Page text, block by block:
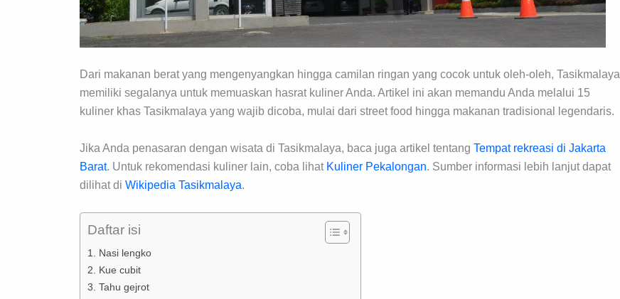
Dari makanan berat yang mengenyangkan hingga camilan ringan yang cocok untuk oleh-oleh, Tasikmalaya
memiliki segalanya untuk memuaskan hasrat kuliner Anda. Artikel ini akan memandu Anda melalui 15
kuliner khas Tasikmalaya yang wajib dicoba, mulai dari street food hingga makanan tradisional legendaris.
Jika Anda penasaran dengan wisata di Tasikmalaya, baca juga artikel tentang Tempat rekreasi di Jakarta
Barat. Untuk rekomendasi kuliner lain, coba lihat Kuliner Pekalongan. Sumber informasi lebih lanjut dapat
dilihat di Wikipedia Tasikmalaya.
Daftar isi
1. Nasi lengko
2. Kue cubit
3. Tahu gejrot